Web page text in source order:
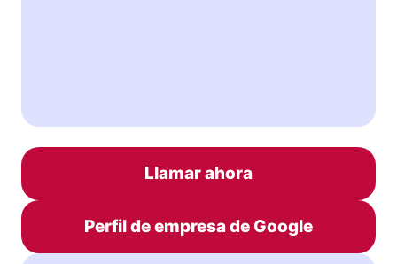
Llamar ahora
Perfil de empresa de Google